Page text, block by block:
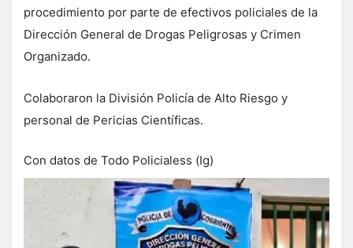
procedimiento por parte de efectivos policiales de la
Dirección General de Drogas Peligrosas y Crimen
Organizado.
Colaboraron la División Policía de Alto Riesgo y
personal de Pericias Científicas.
Con datos de Todo Policialess (Ig)